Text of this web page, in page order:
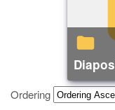
Ordering